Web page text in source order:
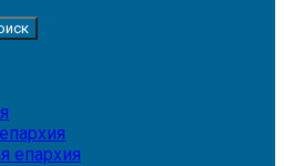
епархия